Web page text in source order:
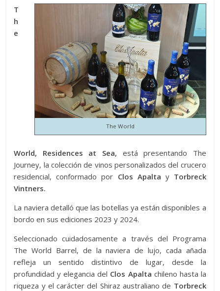
The World
T
h
e
World, Residences at Sea, está presentando The
Journey, la colección de vinos personalizados del crucero
residencial, conformado por Clos Apalta yTorbreck
Vintners.
La naviera detalló que las botellas ya están disponibles a
bordo en sus ediciones 2023 y 2024.
Seleccionado cuidadosamente a través del Programa
The World Barrel, de la naviera de lujo, cada añada
refleja un sentido distintivo de lugar, desde la
profundidad y elegancia del Clos Apalta chileno hasta la
riqueza y el carácter del Shiraz australiano de Torbreck